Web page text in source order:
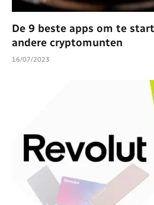
De 9 beste apps om te
andere cryptomunten
16/07/2023